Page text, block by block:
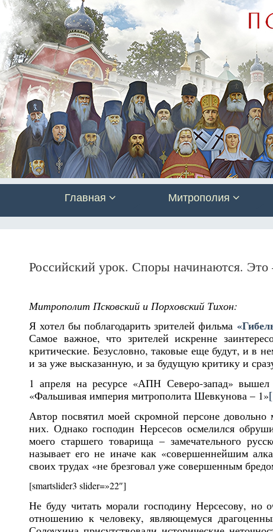
Главная Митрополия
Российский урок. Споры начинаются.
Митрополит Псковский и Порховский Тихон:
Я хотел бы поблагодарить зрителей фильма
Самое важное, что зрителей искренне
критические. Безусловно, таковые еще будут, и в
и за уже высказанную, и за будущую критику и
1 апреля на ресурсе «АПН Северо-запад»
«Фальшивая империя митрополита Шевкунова – 1»
Автор посвятил моей скромной персоне
них. Однако господин Нерсесов осмелился
моего старшего товарища – замечательного
называет его не иначе как «совершеннейшим
своих трудах «не брезговал уже совершенным
[smartslider3 slider=»22″]
Не буду читать морали господину Нерсесову,
отношению к человеку, являющемуся